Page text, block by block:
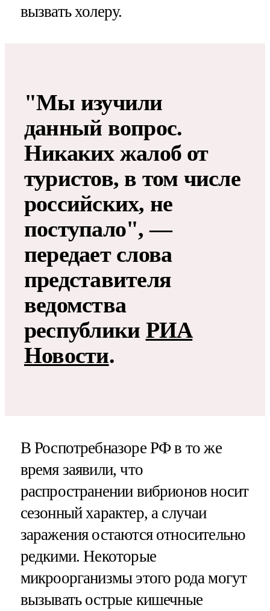
вызвать холеру.
"Мы изучили
данный вопрос.
Никаких жалоб от
туристов, в том числе
российских, не
поступало", —
передает слова
представителя
ведомства
республики РИА
Новости.
В Роспотребназоре РФ в то же
время заявили, что
распространении вибрионов носит
сезонный характер, а случаи
заражения остаются относительно
редкими. Некоторые
микроорганизмы этого рода могут
вызывать острые кишечные